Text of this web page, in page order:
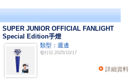
SUPER JUNIOR OFFICIAL FANLIGHT
Special Edition手燈
類型：週邊
發行日:2025/10/17
詳細資料